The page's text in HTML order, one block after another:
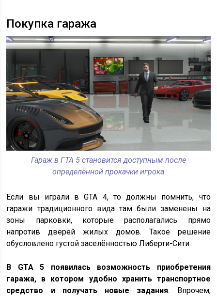
Покупка гаража
Гараж в ГТА 5 становится доступным после
определённой прокачки игрока
Если вы играли в GTA 4, то должны помнить, что
гаражи традиционного вида там были заменены на
зоны парковки, которые располагались прямо
напротив дверей жилых домов. Такое решение
обусловлено густой заселённостью Либерти-Сити.
В GTA 5 появилась возможность приобретения
гаража, в котором удобно хранить транспортное
средство и получать новые задания. Впрочем,